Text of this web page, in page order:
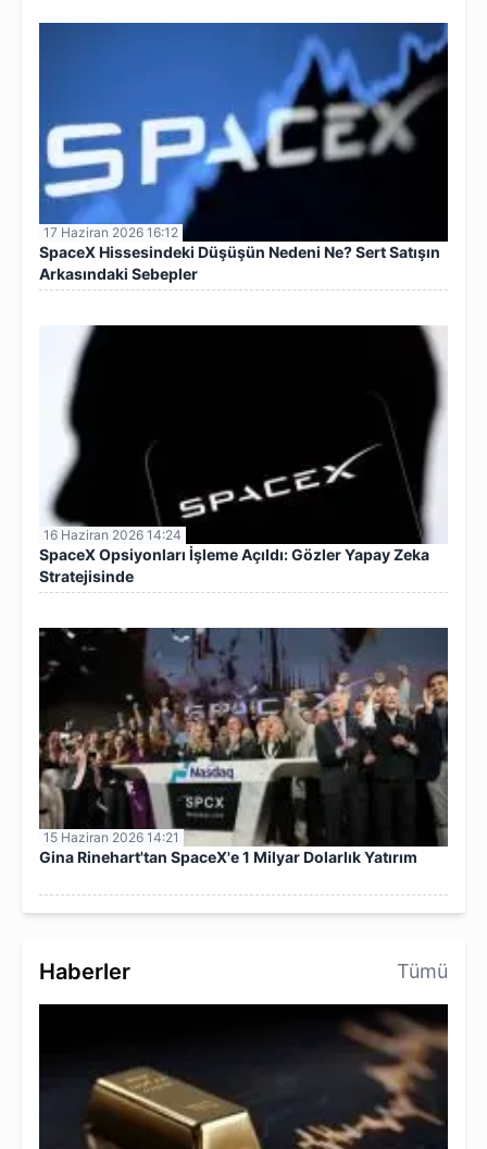
17 Haziran 2026 16:12
SpaceX Hissesindeki Düşüşün Nedeni Ne? Sert Satışın
Arkasındaki Sebepler
16 Haziran 2026 14:24
SpaceX Opsiyonları İşleme Açıldı: Gözler Yapay Zeka
Stratejisinde
15 Haziran 2026 14:21
Gina Rinehart'tan SpaceX'e 1 Milyar Dolarlık Yatırım
Haberler Tümü